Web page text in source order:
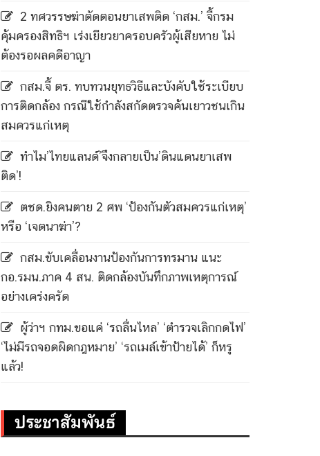
2 ทศวรรษฆ่าตัดตอนยาเสพติด ‘กสม.’ จี้กรม
คุ้มครองสิทธิฯ เร่งเยียวยาครอบครัวผู้เสียหาย ไม่
ต้องรอผลคดีอาญา
กสม.จี้ ตร. ทบทวนยุทธวิธีและบังคับใช้ระเบียบ
การติดกล้อง กรณีใช้กำลังสกัดตรวจค้นเยาวชนเกิน
สมควรแก่เหตุ
ทำไม’ไทยแลนด์’จึงกลายเป็น’ดินแดนยาเสพ
ติด’!
ตชด.ยิงคนตาย 2 ศพ ‘ป้องกันตัวสมควรแก่เหตุ’
หรือ ‘เจตนาฆ่า’?
กสม.ขับเคลื่อนงานป้องกันการทรมาน แนะ
กอ.รมน.ภาค 4 สน. ติดกล้องบันทึกภาพเหตุการณ์
อย่างเคร่งครัด
ผู้ว่าฯ กทม.ขอแค่ ‘รถลื่นไหล’ ‘ตำรวจเลิกกดไฟ’
‘ไม่มีรถจอดผิดกฎหมาย’ ‘รถเมล์เข้าป้ายได้’ ก็หรู
แล้ว!
ประชาสัมพันธ์